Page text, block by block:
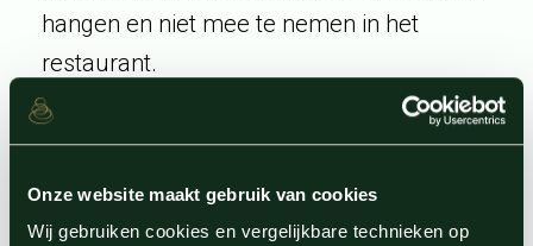
Onze website maakt gebruik van cookies
Wij gebruiken cookies en vergelijkbare technieken op
hangen en niet mee te nemen in het
restaurant.
Ons wellnessresort is rookvrij. Roken is
alleen toegestaan in een speciale rookzone.
Alcohol en sauna gaan niet goed samen. Het
personeel is bevoegd, voor uw en onze